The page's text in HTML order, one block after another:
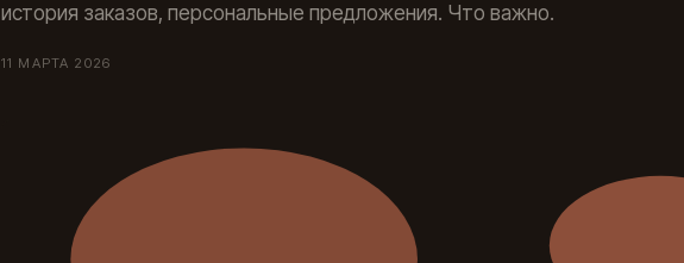
история заказов, персональные предложения. Что важно.
11 МАРТА 2026